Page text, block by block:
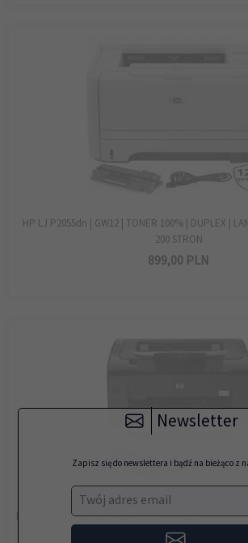
HP LJ P2055dn | GW12 | TONER 100% | DUPLEX |
200 STRON
899,00 PLN
Drukarka HP LaserJet Pro P1102w | GW12 | TONER |
6 tys stron
Newsletter
Zapisz się do newslettera i bądź na bieżąco z
Twój adres email